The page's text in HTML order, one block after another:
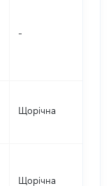
-
Щорічна
Щорічна